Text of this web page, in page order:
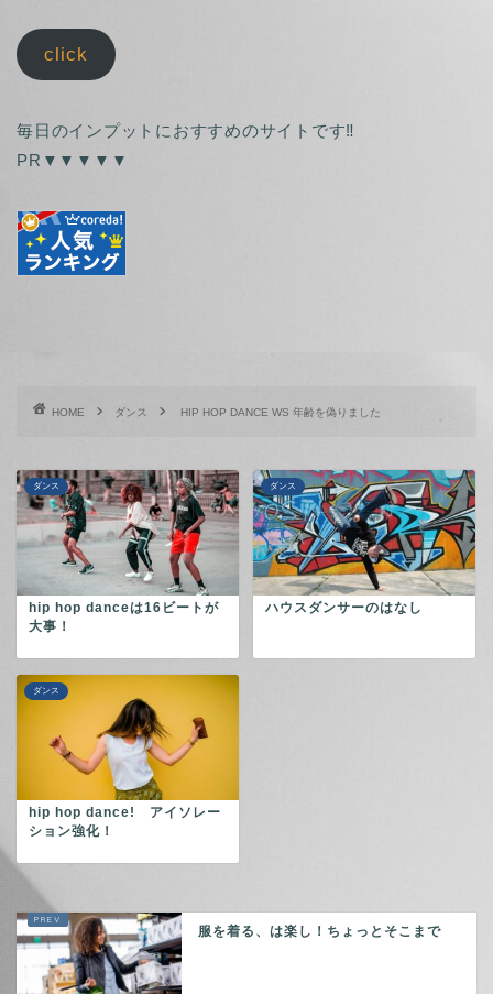
click
毎日のインプットにおすすめのサイトです‼
PR▼▼▼▼▼
HOME ダンス HIP HOP DANCE WS 年齢を偽りました
ダンス
hip hop danceは16ビートが
大事！
ダンス
ハウスダンサーのはなし
ダンス
hip hop dance! アイソレー
ション強化！
服を着る、は楽し！ちょっとそこまで